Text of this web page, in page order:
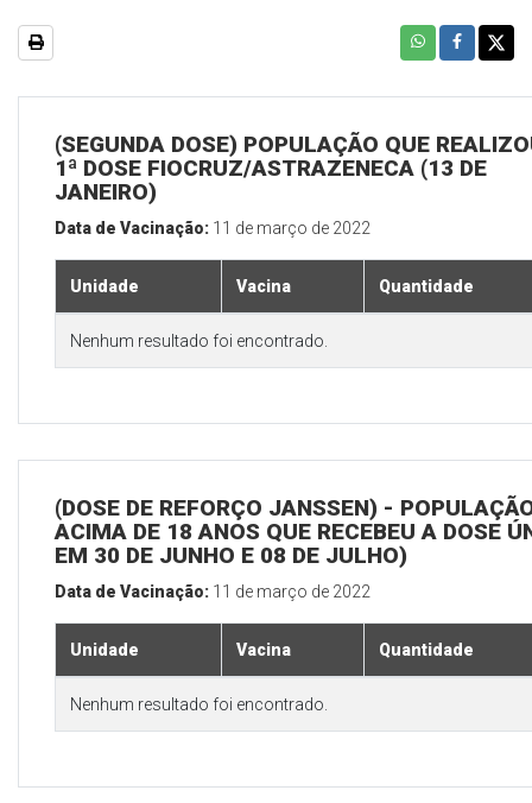
(SEGUNDA DOSE) POPULAÇÃO QUE
1ª DOSE FIOCRUZ/ASTRAZENECA (13 DE
JANEIRO)
Data de Vacinação: 11 de março de 2022
Unidade Vacina Quantidade
Nenhum resultado foi encontrado.
(DOSE DE REFORÇO JANSSEN) -
ACIMA DE 18 ANOS QUE RECEBEU A DOSE
EM 30 DE JUNHO E 08 DE JULHO)
Data de Vacinação: 11 de março de 2022
Unidade Vacina Quantidade
Nenhum resultado foi encontrado.